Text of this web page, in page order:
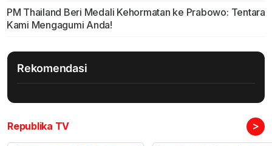
PM Thailand Beri Medali Kehormatan ke Prabowo: Tentara
Kami Mengagumi Anda!
Rekomendasi
Republika TV >